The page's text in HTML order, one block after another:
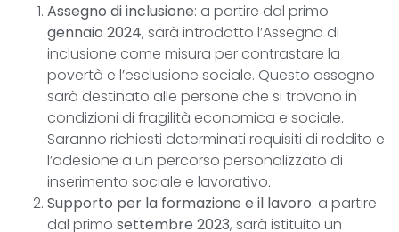
Assegno di inclusione: a partire dal primo
gennaio 2024, sarà introdotto l’Assegno di
inclusione come misura per contrastare la
povertà e l’esclusione sociale. Questo assegno
sarà destinato alle persone che si trovano in
condizioni di fragilità economica e sociale.
Saranno richiesti determinati requisiti di reddito e
l’adesione a un percorso personalizzato di
inserimento sociale e lavorativo.
Supporto per la formazione e il lavoro: a partire
dal primosettembre 2023, sarà istituito un